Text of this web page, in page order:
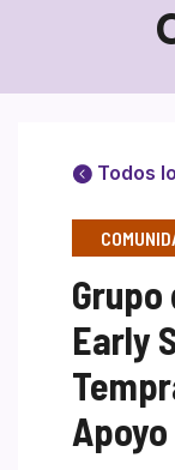
Todos
Grupo
Early